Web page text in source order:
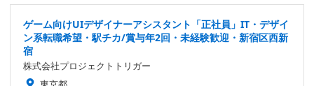
ゲーム向けUIデザイナーアシスタント「正社員」IT・デザイ
ン系転職希望・駅チカ/賞与年2回・未経験歓迎・新宿区西新
宿
株式会社プロジェクトトリガー